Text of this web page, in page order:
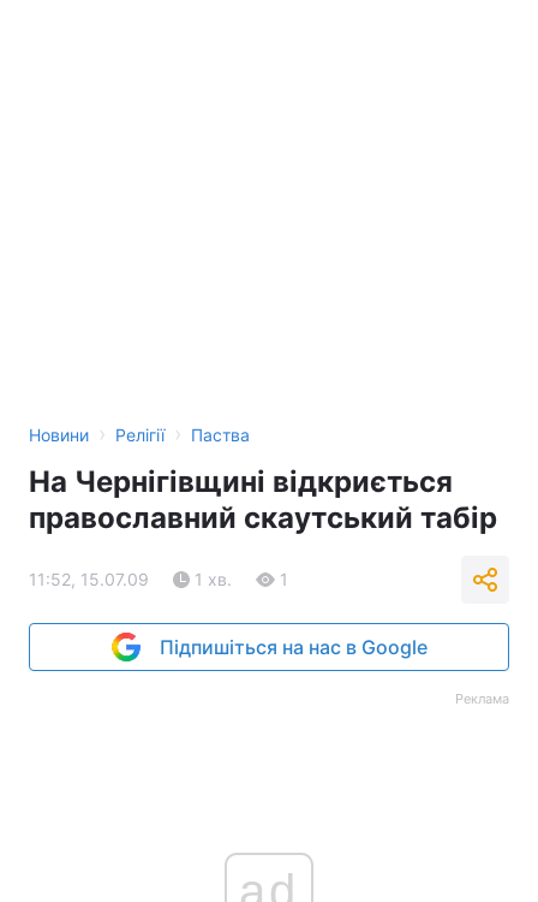
Новини › Релігії › Паства
На Чернігівщині відкриється
православний скаутський табір
11:52, 15.07.09 1 хв. 1
Підпишіться на нас в Google
Реклама
ad